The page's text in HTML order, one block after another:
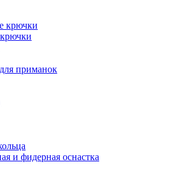
крючки
приманок
и фидерная оснастка